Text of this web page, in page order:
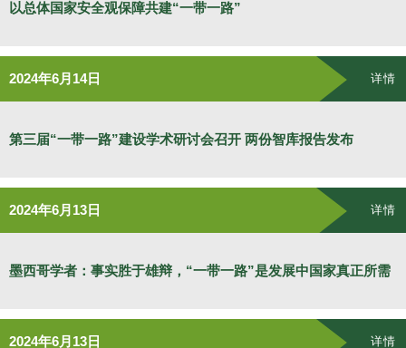
以总体国家安全观保障共建“一带一路”
2024年6月14日
第三届“一带一路”建设学术研讨会召开 两份智库报告发布
详情
2024年6月13日
墨西哥学者：事实胜于雄辩，“一带一路”是发展中国家真正所需
详情
2024年6月13日 详情